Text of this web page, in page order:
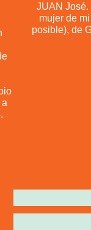
JUAN José.
mujer de
posible), de